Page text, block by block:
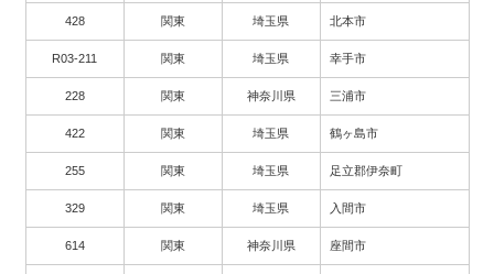
428 関東 埼玉県 北本市
R03-211 関東 埼玉県 幸手市
228 関東 神奈川県 三浦市
422 関東 埼玉県 鶴ヶ島市
255 関東 埼玉県 足立郡伊奈町
329 関東 埼玉県 入間市
614 関東 神奈川県 座間市